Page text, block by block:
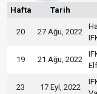
Hafta Tarih
20 27 Ağu, 2022
19 21 Ağu, 2022
23 17 Eyl, 2022